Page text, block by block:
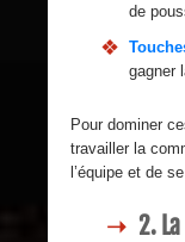
de
gagner
Pour dominer
travailler la
l’équipe et de
2.